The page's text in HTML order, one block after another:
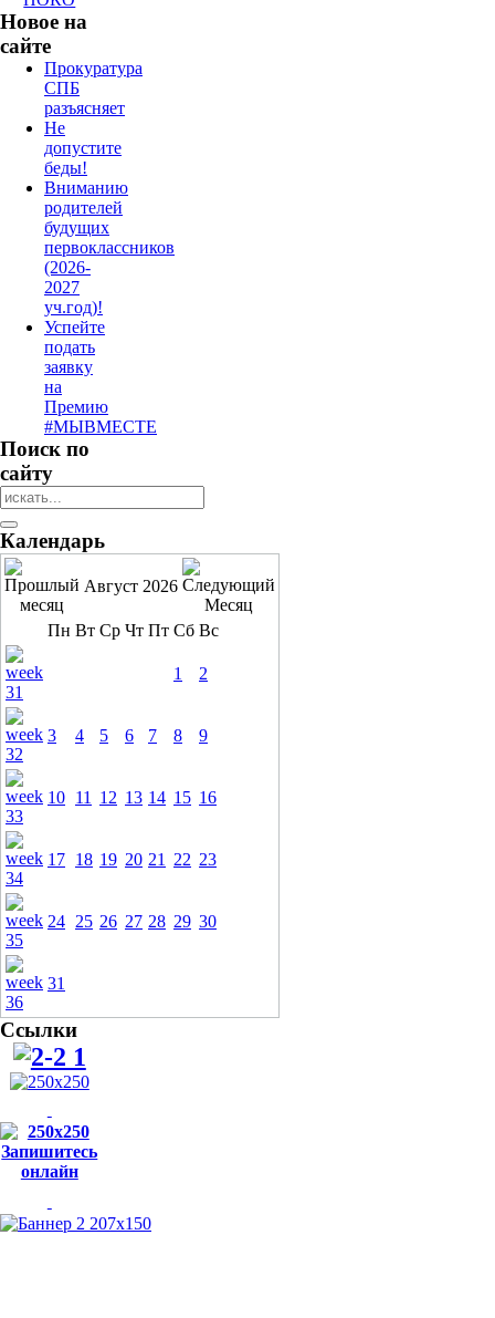
Новое на
сайте
Прокуратура
СПБ
разъясняет
Не
допустите
беды!
Вниманию
родителей
будущих
первоклассников
(2026-
2027
уч.год)!
Успейте
подать
заявку
на
Премию
#МЫВМЕСТЕ
Поиск по
сайту
Календарь
Август 2026
Пн Вт Ср Чт Пт Сб Вс
1 2
3 4 5 6 7 8 9
10 11 12 13 14 15 16
17 18 19 20 21 22 23
24 25 26 27 28 29 30
31
Ссылки